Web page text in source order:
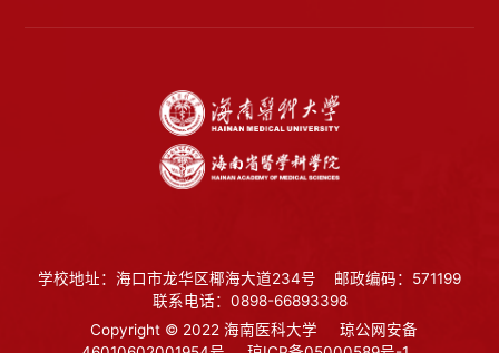
学校地址：海口市龙华区椰海大道234号
邮政编码：571199
联系电话：0898-66893398
Copyright © 2022 海南医科大学
琼公网安备